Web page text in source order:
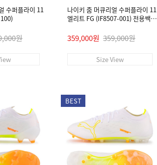
수퍼플라이 11
원
나이키 줌 머큐리얼 수퍼플라이 11
엘리트 FG (IF8507-001) 전용쌕/
359,000원 359,000원
Size View
BEST